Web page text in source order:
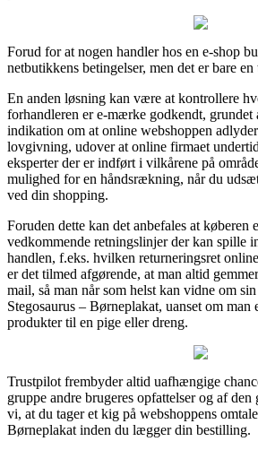
Forud for at nogen handler hos en e-shop
netbutikkens betingelser, men det er bare
En anden løsning kan være at kontrollere
forhandleren er e-mærke godkendt, grundet
indikation om at online webshoppen
lovgivning, udover at online firmaet
eksperter der er indført i vilkårene på
mulighed for en håndsrækning, når du
ved din shopping.
Foruden dette kan det anbefales at køberen
vedkommende retningslinjer der kan spille
handlen, f.eks. hvilken returneringsret
er det tilmed afgørende, at man altid
mail, så man når som helst kan vidne om
Stegosaurus – Børneplakat, uanset om man
produkter til en pige eller dreng.
Trustpilot frembyder altid uafhængige
gruppe andre brugeres opfattelser og af
vi, at du tager et kig på webshoppens
Børneplakat inden du lægger din bestilling.